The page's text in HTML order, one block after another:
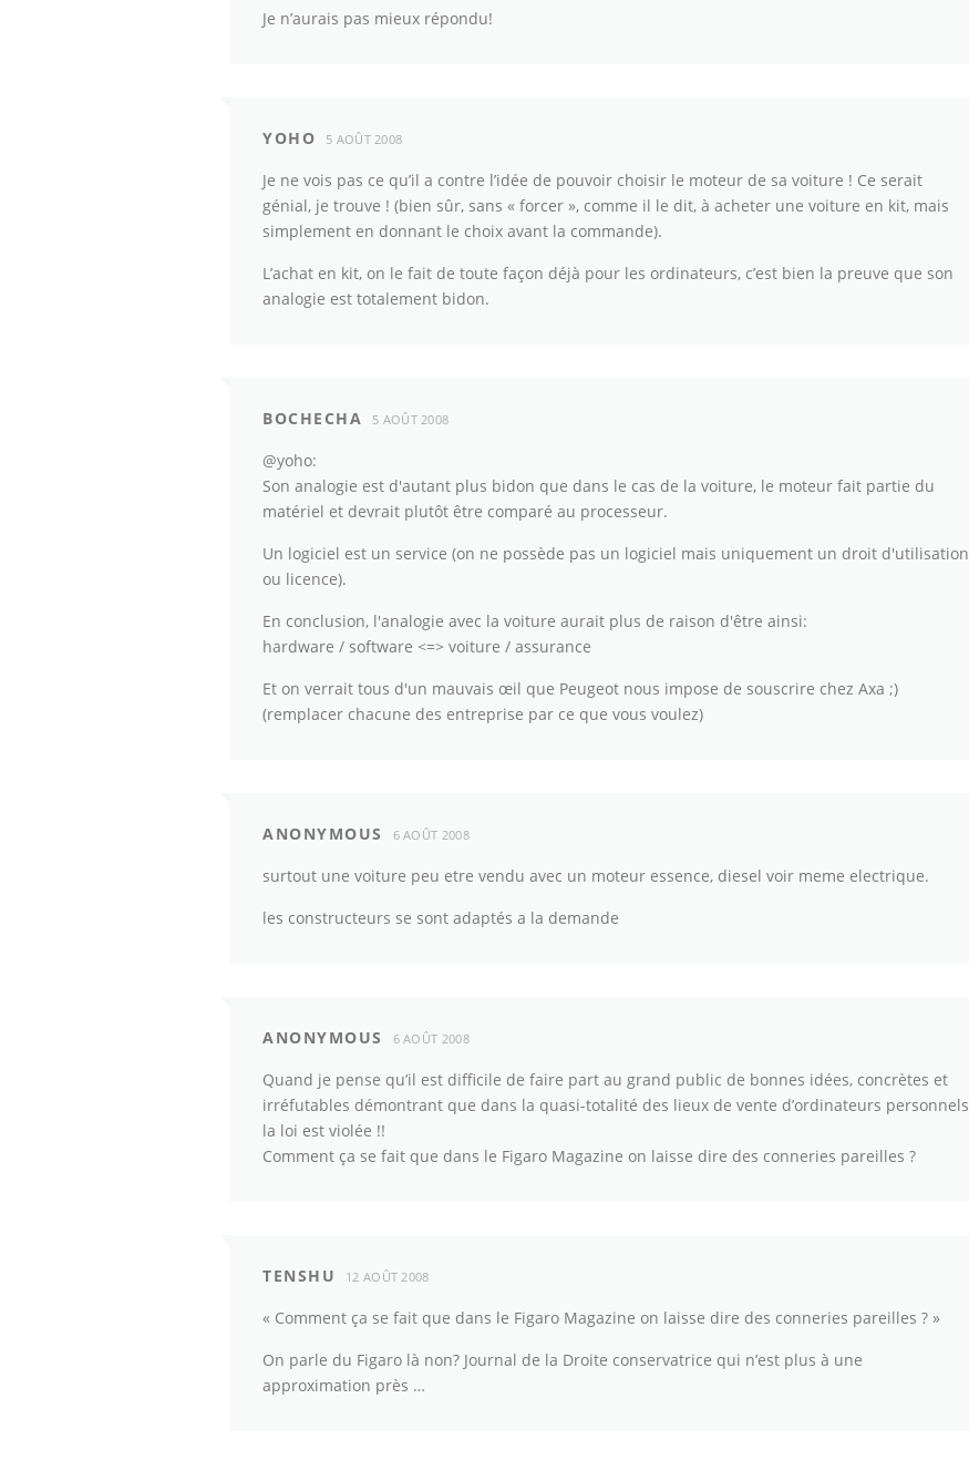
Je n’aurais pas mieux répondu!
YOHO 5 AOÛT 2008
Je ne vois pas ce qu’il a contre l’idée de pouvoir choisir le moteur de sa voiture ! Ce serait
génial, je trouve ! (bien sûr, sans « forcer », comme il le dit, à acheter une voiture en kit, mais
simplement en donnant le choix avant la commande).
L’achat en kit, on le fait de toute façon déjà pour les ordinateurs, c’est bien la preuve que son
analogie est totalement bidon.
BOCHECHA 5 AOÛT 2008
@yoho:
Son analogie est d'autant plus bidon que dans le cas de la voiture, le moteur fait partie du
matériel et devrait plutôt être comparé au processeur.
Un logiciel est un service (on ne possède pas un logiciel mais uniquement un droit d'utilisation
ou licence).
En conclusion, l'analogie avec la voiture aurait plus de raison d'être ainsi:
hardware / software <=> voiture / assurance
Et on verrait tous d'un mauvais œil que Peugeot nous impose de souscrire chez Axa ;)
(remplacer chacune des entreprise par ce que vous voulez)
ANONYMOUS 6 AOÛT 2008
surtout une voiture peu etre vendu avec un moteur essence, diesel voir meme electrique.
les constructeurs se sont adaptés a la demande
ANONYMOUS 6 AOÛT 2008
Quand je pense qu’il est difficile de faire part au grand public de bonnes idées, concrètes et
irréfutables démontrant que dans la quasi-totalité des lieux de vente d’ordinateurs personnels
la loi est violée !!
Comment ça se fait que dans le Figaro Magazine on laisse dire des conneries pareilles ?
TENSHU 12 AOÛT 2008
« Comment ça se fait que dans le Figaro Magazine on laisse dire des conneries pareilles ? »
On parle du Figaro là non? Journal de la Droite conservatrice qui n’est plus à une
approximation près …